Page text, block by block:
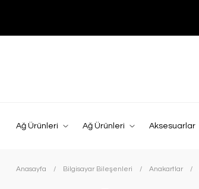
Ağ Ürünleri Ağ Ürünleri Aksesuarlar
Anasayfa Bilgisayar Bileşenleri Anakartlar